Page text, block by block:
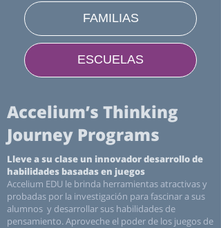
FAMILIAS
ESCUELAS
Accelium’s Thinking
Journey Programs
Lleve a su clase un innovador desarrollo de
habilidades basadas en juegos
Accelium EDU le brinda herramientas atractivas y
probadas por la investigación para fascinar a sus
alumnos y desarrollar sus habilidades de
pensamiento. Aproveche el poder de los juegos de